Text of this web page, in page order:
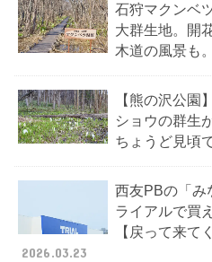
石狩マクンベ
大群生地。開
木道の風景も。
【熊の沢公園
ショウの群生
ちょうど見頃
西友PBの「み
ライアルで買
【戻って来て
2026.03.23